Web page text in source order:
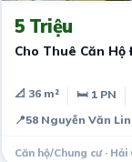
5 Triệu
Cho Thuê Căn
📐 36 m² 🛏 1 PN
📍58 Nguyễn Văn
Căn hộ/Chung cư · Hải